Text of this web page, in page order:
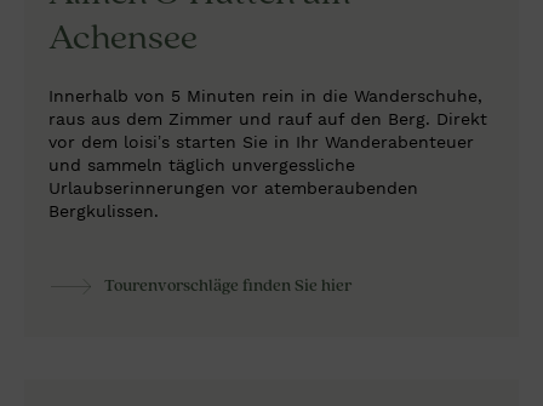
Achensee
Innerhalb von 5 Minuten rein in die Wanderschuhe,
raus aus dem Zimmer und rauf auf den Berg. Direkt
vor dem loisi’s starten Sie in Ihr Wanderabenteuer
und sammeln täglich unvergessliche
Urlaubserinnerungen vor atemberaubenden
Bergkulissen.
Tourenvorschläge finden Sie hier